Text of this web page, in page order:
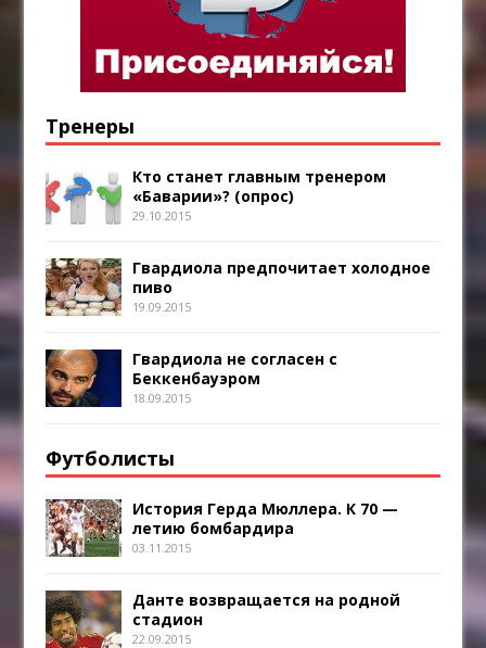
Тренеры
Кто станет главным тренером
«Баварии»? (опрос)
29.10.2015
Гвардиола предпочитает холодное
пиво
19.09.2015
Гвардиола не согласен с
Беккенбауэром
18.09.2015
Футболисты
История Герда Мюллера. К 70 —
летию бомбардира
03.11.2015
Данте возвращается на родной
стадион
22.09.2015